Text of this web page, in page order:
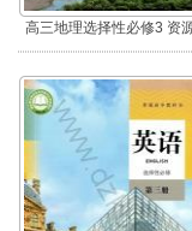
高三地理选择性必修3 资源
环境与国家安全